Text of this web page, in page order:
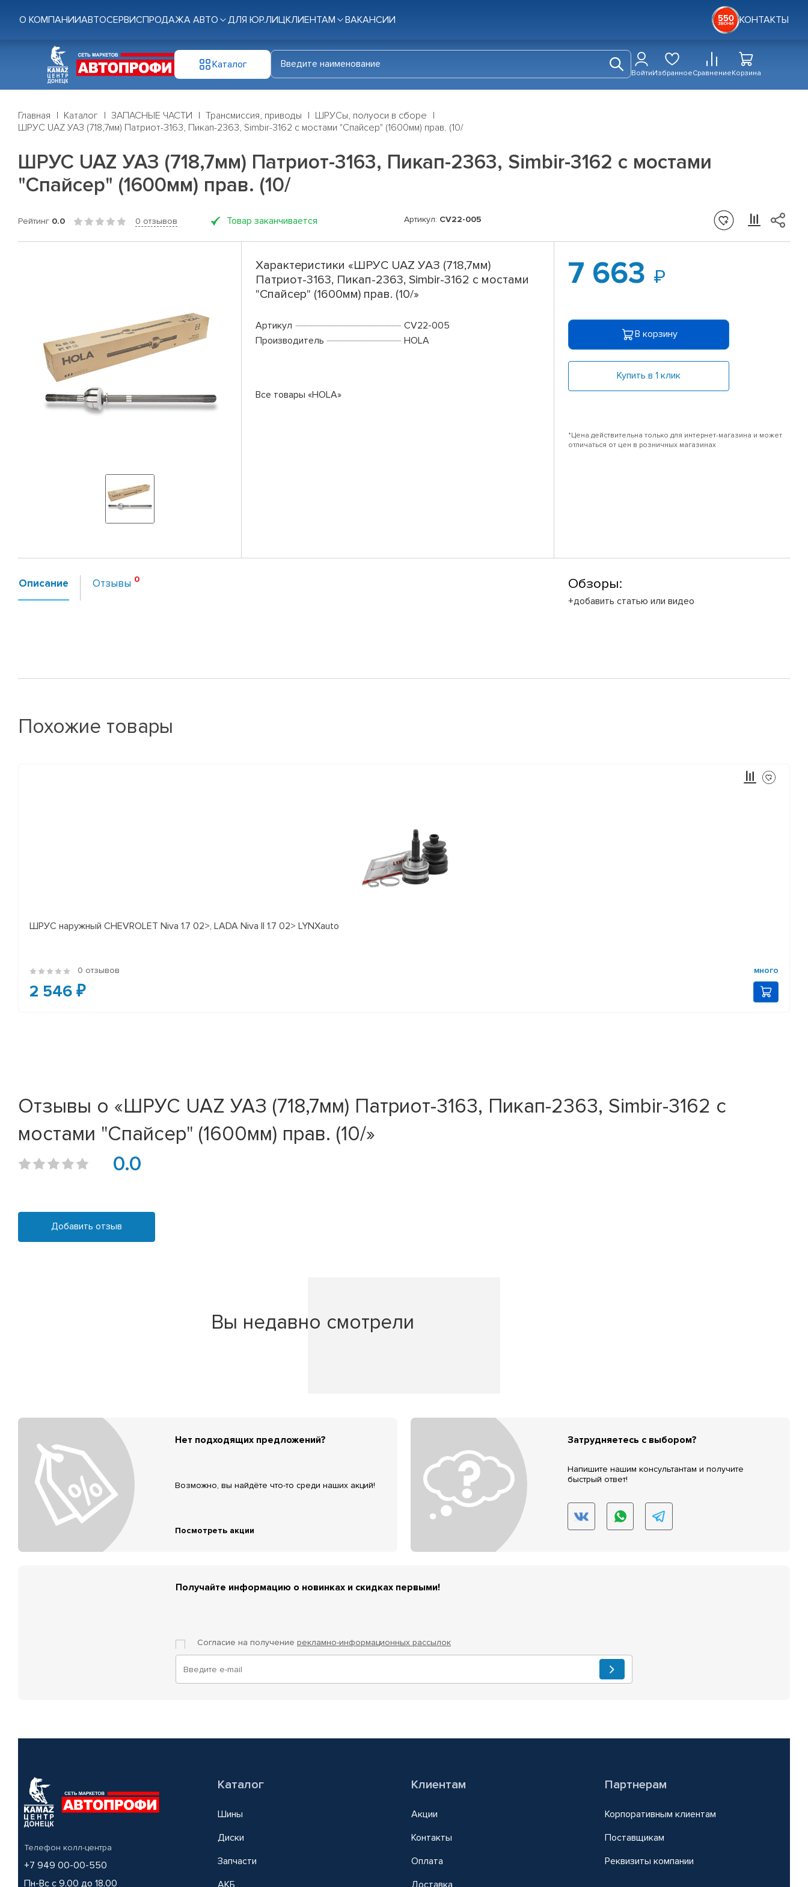
О КОМПАНИИАВТОСЕРВИСПРОДАЖА АВТО ДЛЯ ЮР.ЛИЦКЛИЕНТАМ ВАКАНСИИ КОНТАКТЫ
Каталог
ВойтиИзбранноеСравнениеКорзина
Главная Каталог ЗАПАСНЫЕ ЧАСТИ Трансмиссия, приводы
ШРУСы, полуоси в сборе
ШРУС UAZ УАЗ (718,7мм) Патриот-3163, Пикап-2363, Simbir-3162 с мостами "Спайсер" (1600мм) прав. (10/
ШРУС UAZ УАЗ (718,7мм) Патриот-3163, Пикап-2363, Simbir-3162 с мостами
"Спайсер" (1600мм) прав. (10/
Рейтинг 0.0 0 отзывов Товар заканчивается Артикул: CV22-005
Характеристики «ШРУС UAZ УАЗ (718,7мм)
Патриот-3163, Пикап-2363, Simbir-3162 с мостами
"Спайсер" (1600мм) прав. (10/»
Артикул
CV22-005
Производитель
HOLA
Все товары «HOLA»
7 663
В корзину
Купить в 1 клик
*Цена действительна только для интернет-магазина и может
отличаться от цен в розничных магазинах
Описание Отзывы Обзоры:
+добавить статью или видео
Похожие товары
ШРУС наружный CHEVROLET Niva 1.7 02>, LADA Niva II 1.7 02> LYNXauto
0 отзывов много
2 546 ₽
Отзывы о «ШРУС UAZ УАЗ (718,7мм) Патриот-3163, Пикап-2363, Simbir-3162 с
мостами "Спайсер" (1600мм) прав. (10/»
0.0
Добавить отзыв
Вы недавно смотрели
Нет подходящих предложений?
Возможно, вы найдёте что-то среди наших акций!
Посмотреть акции
Затрудняетесь с выбором?
Напишите нашим консультантам и получите
быстрый ответ!
Получайте информацию о новинках и скидках первыми!
Согласие на получение рекламно-информационных рассылок
Телефон колл-центра
+7 949 00-00-550
Пн-Вс с 9.00 до 18.00
Каталог
Шины
Диски
Запчасти
АКБ
Клиентам
Акции
Контакты
Оплата
Доставка
Партнерам
Корпоративным клиентам
Поставщикам
Реквизиты компании